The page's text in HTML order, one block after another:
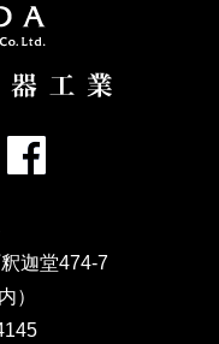
に示した利用目的
ます。
しません。
迦堂474-7
）